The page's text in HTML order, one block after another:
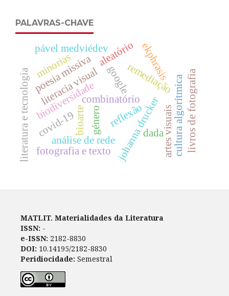
PALAVRAS-CHAVE
biodiversidade
bioarte
combinatório
remediação
google cultura algorítmicalivros de fotografia
literacia visual
johanna drucker
aleatório
análise de rede
literatura e tecnologia reflexão
género
poesia missiva
dada
covid-19 artes visuais
ekphrasis
minorias
pável medviédev
fotografia e texto
MATLIT. Materialidades da Literatura
ISSN: -
e-ISSN: 2182-8830
DOI: 10.14195/2182-8830
Peridiocidade: Semestral